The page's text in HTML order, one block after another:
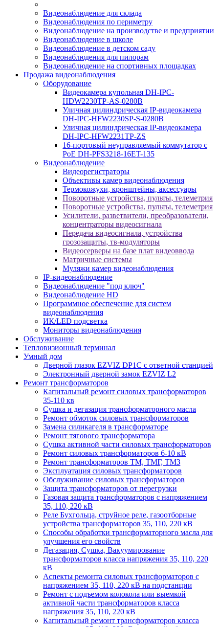
Видеонаблюдение для склада
Видеонаблюдения по периметру
Видеонаблюдение на производстве и предприятии
Видеонаблюдение в школе
Видеонаблюдение в детском саду
Видеонаблюдения для пилорам
Видеонаблюдение на спортивных площадках
Продажа видеонаблюдения
Оборудование
Видеокамера купольная DH-IPC-
HDW2230TP-AS-0280B
Уличная цилиндрическая IP-видеокамера
DH-IPC-HFW2230SP-S-0280B
Уличная цилиндрическая IP-видеокамера
DH-IPC-HFW2231TP-ZS
16-портовый неуправляемый коммутатор с
РоЕ DH-PFS3218-16ET-135
Видеонаблюдение
Видеорегистраторы
Объективы камер видеонаблюдения
Термокожухи, кронштейны, аксессуары
Поворотные устройства, пульты, телеметрия
Поворотные устройства, пульты, телеметрия
Усилители, разветвители, преобразователи,
концентраторы видеосигнала
Передача видеосигнала, устройства
грозозащиты, тв-модуляторы
Видеосерверы на базе плат видеоввода
Матричные системы
Муляжи камер видеонаблюдения
IP-видеонаблюдение
Видеонаблюдение "под ключ"
Видеонаблюдение HD
Программное обеспечение для систем
видеонаблюдения
ИК/LED подсветка
Мониторы видеонаблюдения
Обслуживание
Тепловизионный терминал
Умный дом
Дверной глазок EZVIZ DP1C с ответной станцией
Электронный дверной замок EZVIZ L2
Ремонт трансформаторов
Капитальный ремонт силовых трансформаторов
35-110 кв
Сушка и дегазация трансформаторного масла
Ремонт обмоток силовых трансформаторов
Замена силикагеля в трансформаторе
Ремонт тягового трансформатора
Сушка активной части силовых трансформаторов
Ремонт силовых трансформаторов 6-10 кВ
Ремонт трансформаторов ТМ, ТМГ, ТМЗ
Эксплуатация силовых трансформаторов
Обслуживание силовых трансформаторов
Защита трансформаторов от перегрузки
Газовая защита трансформаторов с напряжением
35, 110, 220 кВ
Реле Бухгольца, струйное реле, газоотборные
устройства трансформаторов 35, 110, 220 кВ
Способы обработки трансформаторного масла для
улучшения его свойств
Дегазация, Сушка, Вакуумирование
трансформаторов класса напряжения 35, 110, 220
кВ
Аспекты ремонта силовых трансформаторов с
напряжением 35, 110, 220 кВ на подстанции
Ремонт с подъемом колокола или выемкой
активной части трансформаторов класса
напряжения 35, 110, 220 кВ
Капитальный ремонт трансформаторов класса